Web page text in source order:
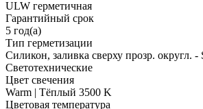
ULW герметичная
Гарантийный срок
5 год(а)
Тип герметизации
Силикон, заливка сверху прозр. округл. -
Светотехнические
Цвет свечения
Warm | Тёплый 3500 K
Цветовая температура